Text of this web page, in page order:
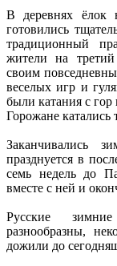
В деревнях ёлок
готовились
традиционный
жители на
своим
веселых игр и
были катания с гор
Горожане катались
Заканчивались
празднуется в
семь недель до
вместе с ней и
Русские
разнообразны,
дожили до